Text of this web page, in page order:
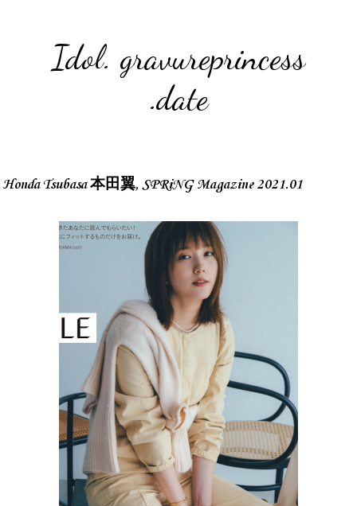
Idol. gravureprincess
.date
Honda Tsubasa 本田翼, SPRiNG Magazine 2021.01